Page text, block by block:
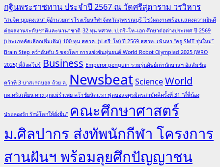
กฐินพระราชทาน ประจำปี 2567 ณ วัดศรีสุดาราม วรวิหาร
"สมจิต บุญคงเสน" ผู้อำนวยการโรงเรียนกีฬาจังหวัดสุพรรณบุรี โชว์ผลงานพร้อมแสดงความยินดี
ต่อผลงานระดับชาติและนานาชาติ 32 ทุน พสวท. ป.ตรี–โท–เอก ศึกษาต่อต่างประเทศ ปี 2569
(ประเภทคัดเลือกเพิ่มเติม) 100 ทุน สควค. (ป.ตรี–โท) ปี 2569 สสวท. เฟ้นหา “ครู SMT รุ่นใหม่”
Brain Step คว้าอันดับ 5 ของโลก การแข่งขันหุ่นยนต์ World Robot Olympiad 2025 (WRO
2025) ที่สิงคโปร์ Business Emperor penguin รวมรุ่นศิษย์เก่านักบาสฯ อัสสัมชัญ
คว้าที่ 3 บาสเกตบอล ถ้วย ค. NewsbeatScienceWorld
กท.คริสเตียน ควง ลูกแม่รำเพย คว้าชัยนัดแรก ฟุตบอลจตุรมิตรสามัคคีครั้งที่ 31 "สี่พี่น้อง
ประคองรัก รักษ์โลกให้ยั่งยืน" คณะศึกษาศาสตร์
ม.ศิลปากร ส่งทัพนักกีฬา โครงการ
สานฝันฯ พร้อมลุยศึกปัญญาชน